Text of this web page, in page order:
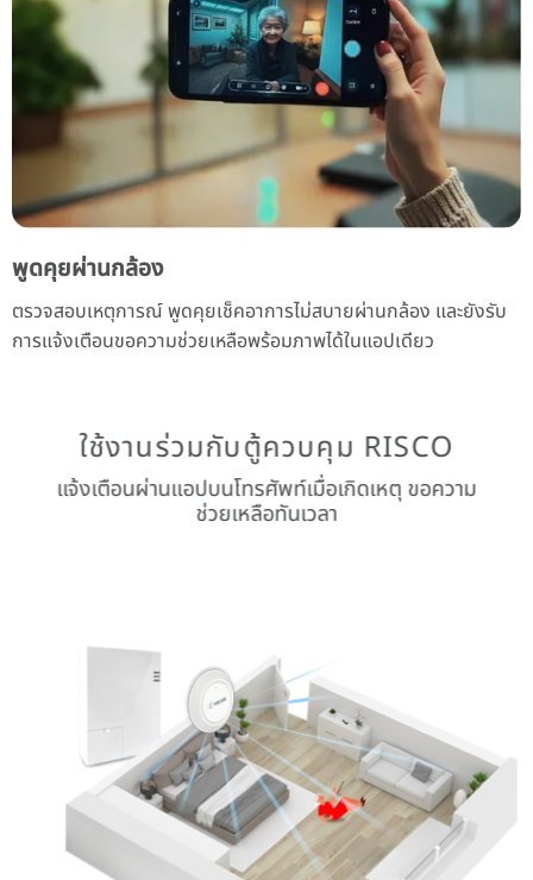
พูดคุยผ่านกล้อง
ตรวจสอบเหตุการณ์ พูดคุยเช็คอาการไม่สบายผ่านกล้อง และยังรับ
การแจ้งเตือนขอความช่วยเหลือพร้อมภาพได้ในแอปเดียว
ใช้งานร่วมกับตู้ควบคุม RISCO
แจ้งเตือนผ่านแอปบนโทรศัพท์เมื่อเกิดเหตุ ขอความ
ช่วยเหลือทันเวลา